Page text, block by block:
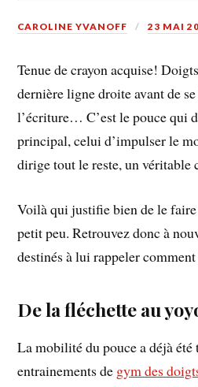
CAROLINE YVANOFF 23 MAI
Tenue de crayon acquise!
dernière ligne droite avant de
l’écriture… C’est le pouce qui
principal, celui d’impulser le
dirige tout le reste, un véritable
Voilà qui justifie bien de le
petit peu. Retrouvez donc à
destinés à lui rappeler
De la fléchette au
La mobilité du pouce a déjà été
entrainements de gym des